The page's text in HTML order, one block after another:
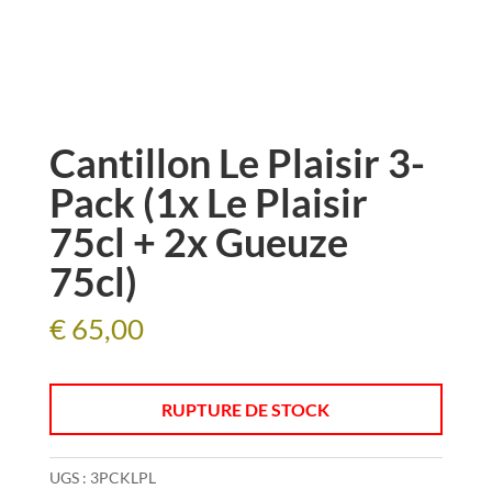
Cantillon Le Plaisir 3-
Pack (1x Le Plaisir
75cl + 2x Gueuze
75cl)
€65,00
RUPTURE DE STOCK
UGS : 3PCKLPL